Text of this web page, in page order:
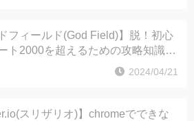
フィールド(God Field)】脱！初心
ト2000を超えるための攻略知識3
2024/04/21
スリザリオ)】chromeでできな